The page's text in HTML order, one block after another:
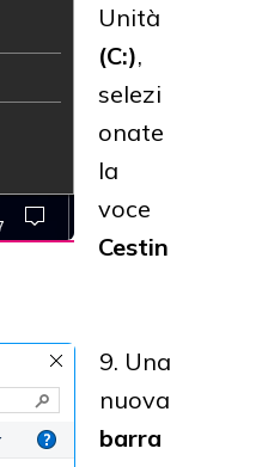
Unità
(C:),
selezi
onate
la
voce
Cestin
9. Una
nuova
barra